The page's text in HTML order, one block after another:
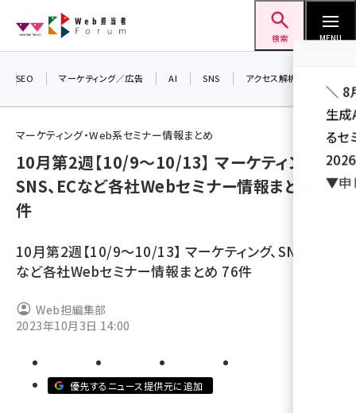
ン
検索 MENU
seo (3526)
note (2312)
z世代 (1622)
llmo (1163)
SEO マーケティング／広告 AI SNS アクセス解析／データ分析
マーケティング・Web系セミナー情報まとめ
10月第2週【10/9～10/13】 マーケティング、
SNS、ECなど各社Webセミナー情報まとめ 76
件
10月第2週【10/9～10/13】 マーケティング、SNS、EC
など各社Webセミナー情報まとめ 76件
Web担編集部
2023年10月3日 14:00
優先するニュース提供元に追加
＼ 8
生
る
▼申